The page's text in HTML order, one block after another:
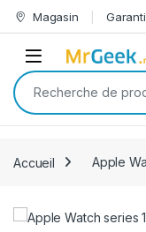
Skip to navigation
Skip to content
Magasin
Open
Recherche pour :
Accueil Apple